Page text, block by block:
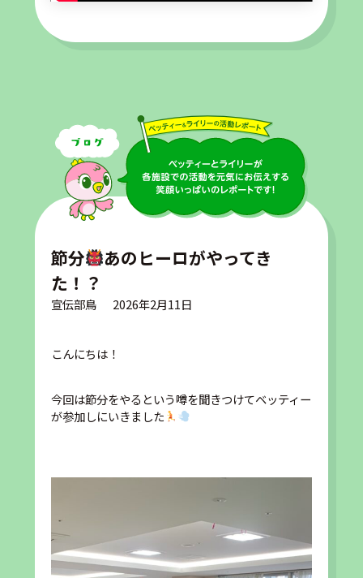
節分
あのヒーロがやってき
た！？
宣伝部鳥 2026年2月11日
こんにちは！
今回は節分をやるという噂を聞きつけてベッティー
が参加しにいきました